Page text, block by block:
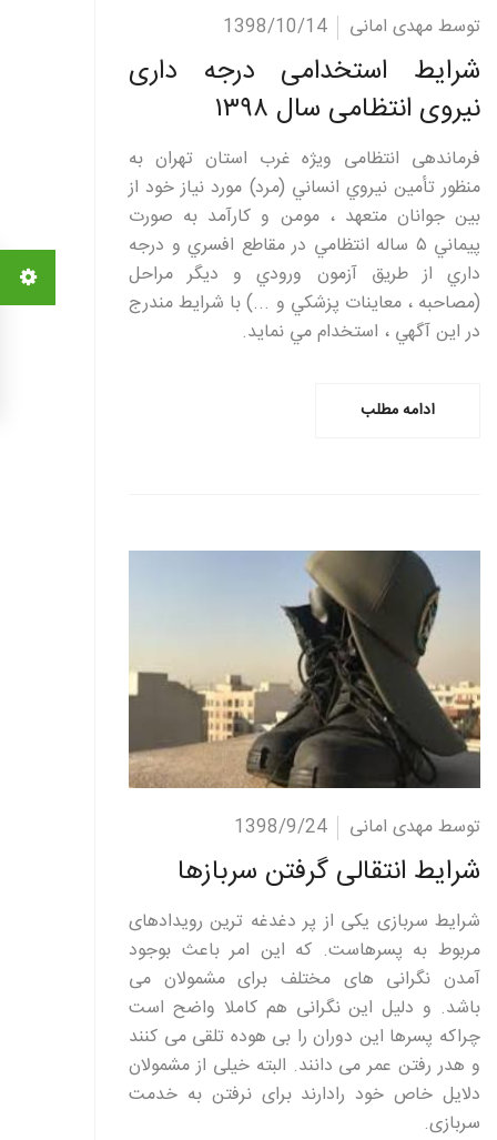
ادامه مطلب توسط مهدی امانی 1398/10/14
شرایط استخدامی درجه داری
نیروی انتظامی سال ۱۳۹۸
فرماندهی انتظامی ويژه غرب استان تهران به
منظور تأمين نيروي انساني (مرد) مورد نياز خود از
بين جوانان متعهد ، مومن و کارآمد به صورت
پيماني ۵ ساله انتظامي در مقاطع افسري و درجه
داري از طريق آزمون ورودي و ديگر مراحل
(مصاحبه ، معاينات پزشکي و ...) با شرايط مندرج
در اين آگهي ، استخدام مي نمايد.
ادامه مطلب
ادامه مطلب توسط مهدی امانی 1398/9/24
شرایط انتقالی گرفتن سربازها
شرایط سربازی یکی از پر دغدغه ترین رویدادهای
مربوط به پسرهاست. که این امر باعث بوجود
آمدن نگرانی های مختلف برای مشمولان می
باشد. و دلیل این نگرانی هم کاملا واضح است
چراکه پسرها این دوران را بی هوده تلقی می کنند
و هدر رفتن عمر می دانند. البته خیلی از مشمولان
دلایل خاص خود رادارند برای نرفتن به خدمت
سربازی.